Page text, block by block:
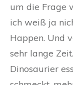
um die Frage
ich weiß ja
Happen. Und
sehr lange
Dinosaurier